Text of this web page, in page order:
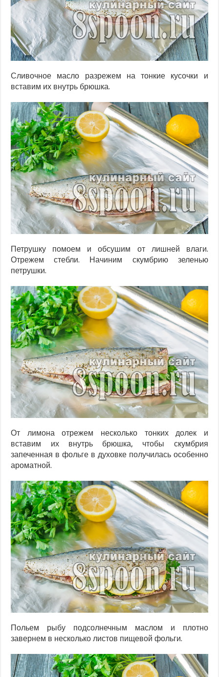
Сливочное масло разрежем на тонкие кусочки и
вставим их внутрь брюшка.
Петрушку помоем и обсушим от лишней влаги.
Отрежем стебли. Начиним скумбрию зеленью
петрушки.
От лимона отрежем несколько тонких долек и
вставим их внутрь брюшка, чтобы скумбрия
запеченная в фольге в духовке получилась особенно
ароматной.
Польем рыбу подсолнечным маслом и плотно
завернем в несколько листов пищевой фольги.